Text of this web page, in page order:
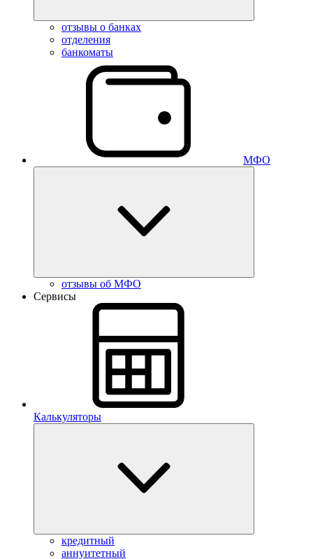
отзывы о банках
отделения
банкоматы
МФО
отзывы об МФО
Сервисы
Калькуляторы
кредитный
аннуитетный